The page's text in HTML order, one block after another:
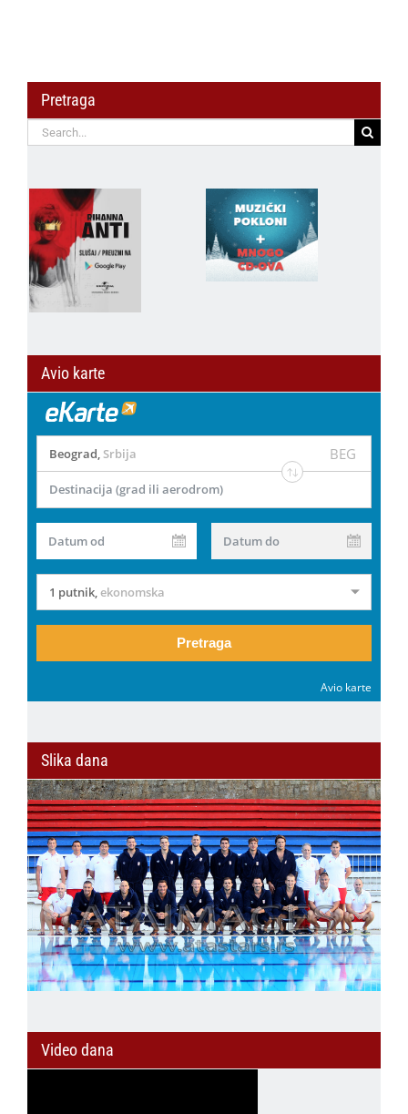
Pretraga
Search
for:
Avio karte
Beograd, Srbija BEG
Destinacija (grad ili aerodrom)
Datum od Datum do
1 putnik,ekonomska
Pretraga
Avio karte
Slika dana
Video dana